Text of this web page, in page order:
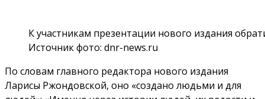
К участникам презентации нового издания
Источник фото: dnr-news.ru
По словам главного редактора нового издания
Ларисы Ржондовской, оно «создано людьми и для